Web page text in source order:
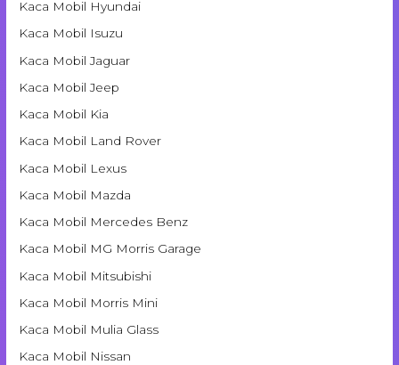
Kaca Mobil Hyundai
Kaca Mobil Isuzu
Kaca Mobil Jaguar
Kaca Mobil Jeep
Kaca Mobil Kia
Kaca Mobil Land Rover
Kaca Mobil Lexus
Kaca Mobil Mazda
Kaca Mobil Mercedes Benz
Kaca Mobil MG Morris Garage
Kaca Mobil Mitsubishi
Kaca Mobil Morris Mini
Kaca Mobil Mulia Glass
Kaca Mobil Nissan